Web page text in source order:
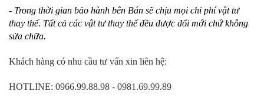
- Trong thời gian bảo hành bên Bán sẽ chịu mọi chi phí vật tư
thay thế. Tất cả các vật tư thay thế đều được đổi mới chứ không
sửa chữa.
Khách hàng có nhu cầu tư vấn xin liên hệ:
HOTLINE: 0966.99.88.98 - 0981.69.99.89